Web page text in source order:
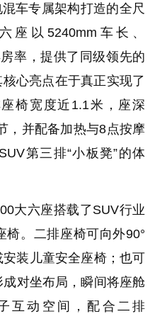
车专属架构打造的全尺
座以5240mm车长、
率，提供了同级领先的
心亮点在于真正实现了
椅宽度近1.1米，座深
，并配备加热与8点按摩
第三排“小板凳”的体
大六座搭载了SUV行业
椅。二排座椅可向外90°
装儿童安全座椅；也可
对坐布局，瞬间将座舱
互动空间，配合二排